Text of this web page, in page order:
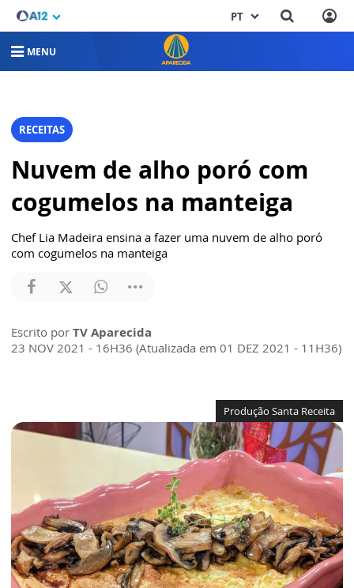
PT
MENU
RECEITAS
Nuvem de alho poró com
cogumelos na manteiga
Chef Lia Madeira ensina a fazer uma nuvem de alho poró
com cogumelos na manteiga
Escrito por TV Aparecida
23 NOV 2021 - 16H36 (Atualizada em 01 DEZ 2021 - 11H36)
Produção Santa Receita